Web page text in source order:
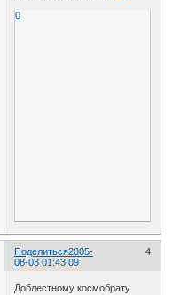
0
Поделиться 4
2005-
08-03 01:43:09
Доблестному космобрату